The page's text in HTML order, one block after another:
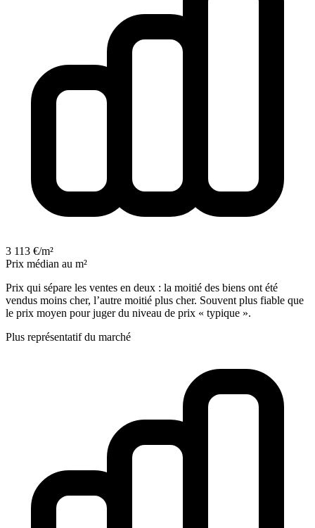
3 113 €/m²
Prix médian au m²
Prix qui sépare les ventes en deux : la moitié des biens ont été
vendus moins cher, l’autre moitié plus cher. Souvent plus fiable que
le prix moyen pour juger du niveau de prix « typique ».
Plus représentatif du marché